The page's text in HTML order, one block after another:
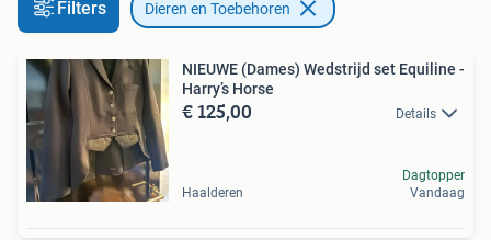
Filters Dieren en Toebehoren
NIEUWE (Dames) Wedstrijd set Equiline -
Harry’s Horse
€ 125,00 Details
Haalderen
Dagtopper
Vandaag